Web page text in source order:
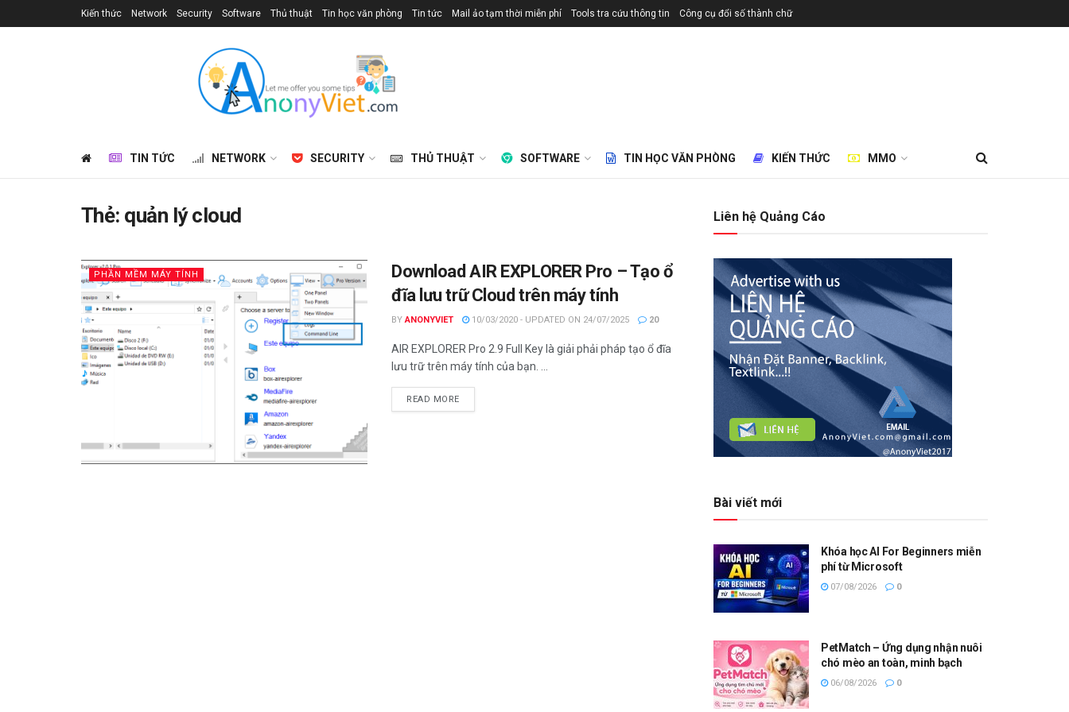
Kiến thức Network Security Software Thủ thuật Tin học văn phòng Tin tức Mail ảo tạm thời miễn phí Tools tra cứu thông tin Công cụ đổi số thành chữ
TIN TỨC NETWORK SECURITY THỦ THUẬT SOFTWARE TIN HỌC VĂN PHÒNG KIẾN THỨC MMO
Thẻ: quản lý cloud
PHẦN MỀM MÁY TÍNH
Download AIR EXPLORER Pro – Tạo ổ
đĩa lưu trữ Cloud trên máy tính
BY ANONYVIET 10/03/2020 - UPDATED ON 24/07/2025 20
AIR EXPLORER Pro 2.9 Full Key là giải phải pháp tạo ổ đĩa
lưu trữ trên máy tính của bạn. ...
READ MOREDETAILS
Liên hệ Quảng Cáo
Bài viết mới
Khóa học AI For Beginners miễn
phí từ Microsoft
07/08/2026 0
PetMatch – Ứng dụng nhận nuôi
chó mèo an toàn, minh bạch
06/08/2026 0